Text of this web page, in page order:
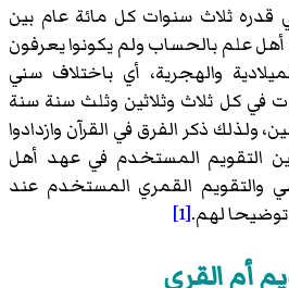
ثلاث سنوات كل مائة عام بين
علم بالحساب ولم يكونوا يعرفون
والهجرية، أي باختلاف سني
في كل ثلاث وثلاثين وثلث سنة سنة
ولذلك ذكر الفرق في القرآن وازدادوا
التقويم المستخدم في عهد أهل
القمري المستخدم عند
توضيحا لهم.[1]
أم القرى